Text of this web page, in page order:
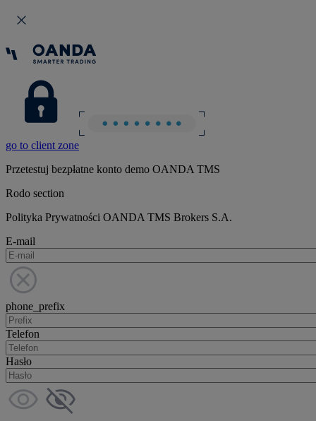
go to client zone
Przetestuj bezpłatne konto demo OANDA TMS
Rodo section
Polityka Prywatności OANDA TMS Brokers S.A.
E-mail
phone_prefix
Telefon
Hasło